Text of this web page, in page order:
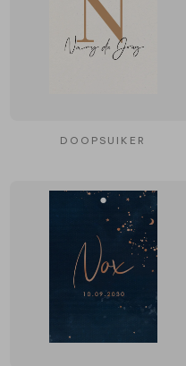
DOOPSUIKER